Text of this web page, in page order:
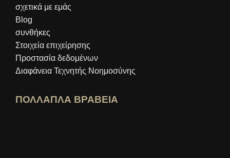
σχετικά με εμάς
Blog
συνθήκες
Στοιχεία επιχείρησης
Προστασία δεδομένων
Διαφάνεια Τεχνητής Νοημοσύνης
ΠΟΛΛΑΠΛΑ ΒΡΑΒΕΙΑ